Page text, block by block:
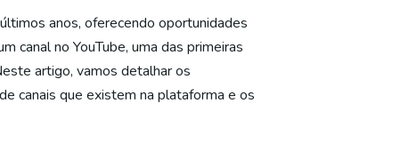
anos, oferecendo oportunidades
canal no YouTube, uma das primeiras
artigo, vamos detalhar os
canais que existem na plataforma e os